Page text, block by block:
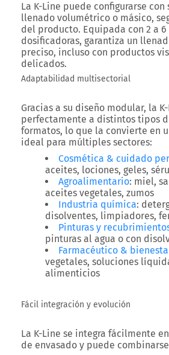
La K-Line puede configurarse con
llenado volumétrico o másico,
del producto. Equipada con 2 a
dosificadoras, garantiza un
preciso, incluso con productos
delicados.
Adaptabilidad multisectorial
Gracias a su diseño modular, la
perfectamente a distintos tipos
formatos, lo que la convierte en
ideal para múltiples sectores:
Cosmética & cuidado
aceites, lociones, geles,
Agroalimentario: miel,
aceites vegetales, zumos
Industria química:
disolventes, limpiadores,
Pinturas y
pinturas al agua o con
Farmacéutico &
vegetales, soluciones
alimenticios
Fácil integración y evolución
La K-Line se integra fácilmente
de envasado y puede